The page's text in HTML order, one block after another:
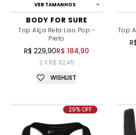
VER TAMANHOS
BODY FOR SURE
Top Alça Reta Liso Pop -
Preto
R$ 229,90R$ 184,90
2 X R$ 92,45
WISHLIST
Top
29% OFF